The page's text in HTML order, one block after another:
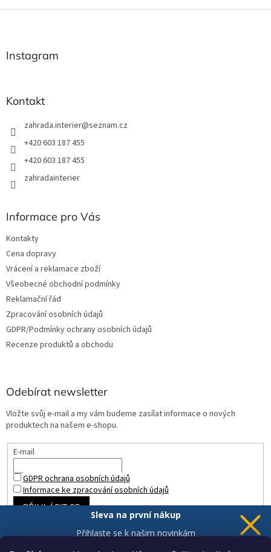
v
Z
Instagram
Kontakt
zahrada.interier@seznam.cz
+420 603 187 455
+420 603 187 455
zahradainterier
Informace pro Vás
Kontakty
Cena dopravy
Vrácení a reklamace zboží
Všeobecné obchodní podmínky
Reklamační řád
Zpracování osobních údajů
GDPR/Podmínky ochrany osobních údajů
Recenze produktů a obchodu
Odebírat newsletter
Vložte svůj e-mail a my vám budeme zasílat informace o nových
produktech na našem e-shopu.
E-mail
GDPR ochrana osobních údajů
Informace ke zpracování osobních údajů
PŘIHLÁSIT SE
Sleva na první nákup
Přihlaste se k našim novinkám